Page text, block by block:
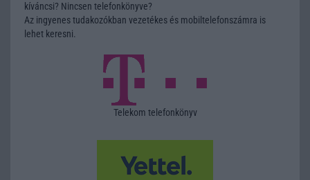
kíváncsi? Nincsen telefonkönyve?
Az ingyenes tudakozókban vezetékes és mobiltelefonszámra is
lehet keresni.
Telekom telefonkönyv